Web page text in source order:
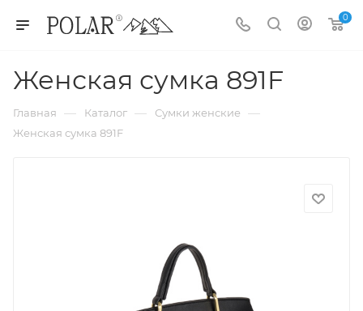
0
Женская сумка 891F
Главная — Каталог — Сумки женские —
Женская сумка 891F